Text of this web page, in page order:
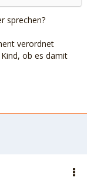
sprechen?
verordnet
ob es damit